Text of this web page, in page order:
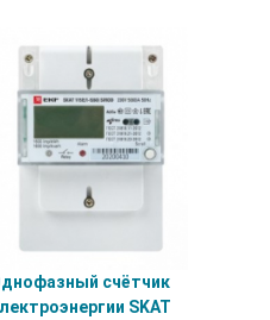
счётчик
SKAT